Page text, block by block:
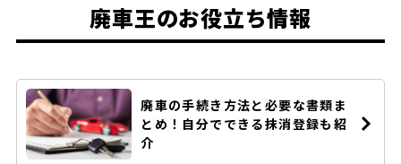
廃車王のお役立ち情報
廃車の手続き方法と必要な書類ま
とめ！自分でできる抹消登録も紹
介